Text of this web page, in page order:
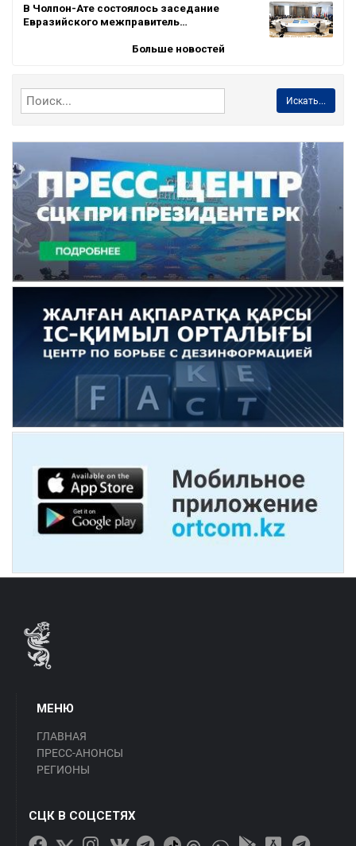
В Чолпон-Ате состоялось заседание
Евразийского межправитель…
Больше новостей
Искать...
МЕНЮ
ГЛАВНАЯ
ПРЕСС-АНОНСЫ
РЕГИОНЫ
СЦК В СОЦСЕТЯХ